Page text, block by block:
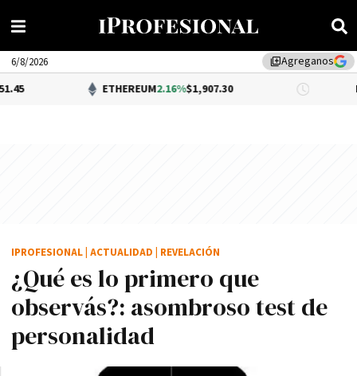
library_addAgreganos
6/8/2026
ETHEREUM 2.16%$1,907.30 DÓLAR BNA
¿Qué es lo primero que
observás?: asombroso test de
personalidad
IPROFESIONAL ACTUALIDAD REVELACIÓN